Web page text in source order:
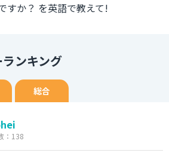
すか？ を英語で教えて!
ンキング
総合
：138